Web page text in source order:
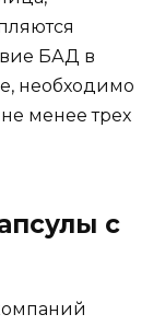
БАД в
необходимо
менее трех
с